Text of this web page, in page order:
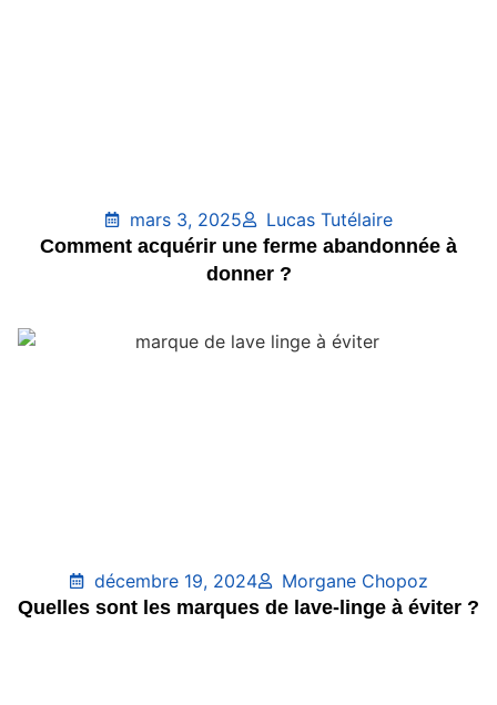
mars 3, 2025
Lucas Tutélaire
Comment acquérir une ferme abandonnée à
donner ?
décembre 19, 2024
Morgane Chopoz
Quelles sont les marques de lave-linge à éviter ?